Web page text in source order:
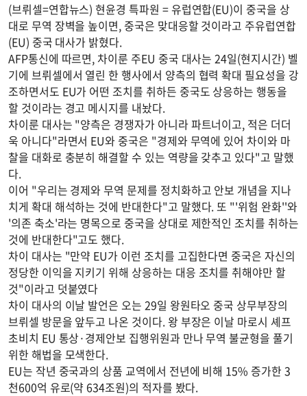
(브뤼셀=연합뉴스) 현윤경 특파원 = 유럽연합(EU)이 중국을 상
대로 무역 장벽을 높이면, 중국은 맞대응할 것이라고 주유럽연합
(EU) 중국 대사가 밝혔다.
AFP통신에 따르면, 차이룬 주EU 중국 대사는 24일(현지시간) 벨
기에 브뤼셀에서 열린 한 행사에서 양측의 협력 확대 필요성을 강
조하면서도 EU가 어떤 조치를 취하든 중국도 상응하는 행동을
할 것이라는 경고 메시지를 내놨다.
차이룬 대사는 "양측은 경쟁자가 아니라 파트너이고, 적은 더더
욱 아니다"라면서 EU와 중국은 "경제와 무역에 있어 차이와 마
찰을 대화로 충분히 해결할 수 있는 역량을 갖추고 있다"고 말했
다.
이어 "우리는 경제와 무역 문제를 정치화하고 안보 개념을 지나
치게 확대 해석하는 것에 반대한다"고 말했다. 또 "'위험 완화''와
'의존 축소'라는 명목으로 중국을 상대로 제한적인 조치를 취하는
것에 반대한다"고도 했다.
차이 대사는 "만약 EU가 이런 조치를 고집한다면 중국은 자신의
정당한 이익을 지키기 위해 상응하는 대응 조치를 취해야만 할
것"이라고 덧붙였다
차이 대사의 이날 발언은 오는 29일 왕원타오 중국 상무부장의
브뤼셀 방문을 앞두고 나온 것이다. 왕 부장은 이날 마로시 셰프
초비치 EU 통상·경제안보 집행위원과 만나 무역 불균형을 풀기
위한 해법을 모색한다.
EU는 작년 중국과의 상품 교역에서 전년에 비해 15% 증가한 3
천600억 유로(약 634조원)의 적자를 봤다.